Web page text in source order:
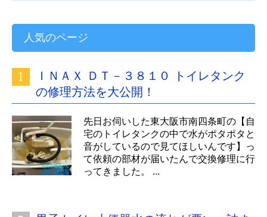
人気のページ
ＩＮＡＸ ＤＴ－３８１０ トイレタンク
の修理方法を大公開！
先日お伺いした東大阪市南四条町の【自
宅のトイレタンクの中で水がポタポタと
音がしているので見てほしいんです】っ
て依頼の部材が届いたんで交換修理に行
ってきました。 ...